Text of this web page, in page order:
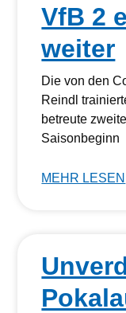
VfB 2
weiter
Die von den
Reindl
betreute
Saisonbeginn
MEHR LESEN